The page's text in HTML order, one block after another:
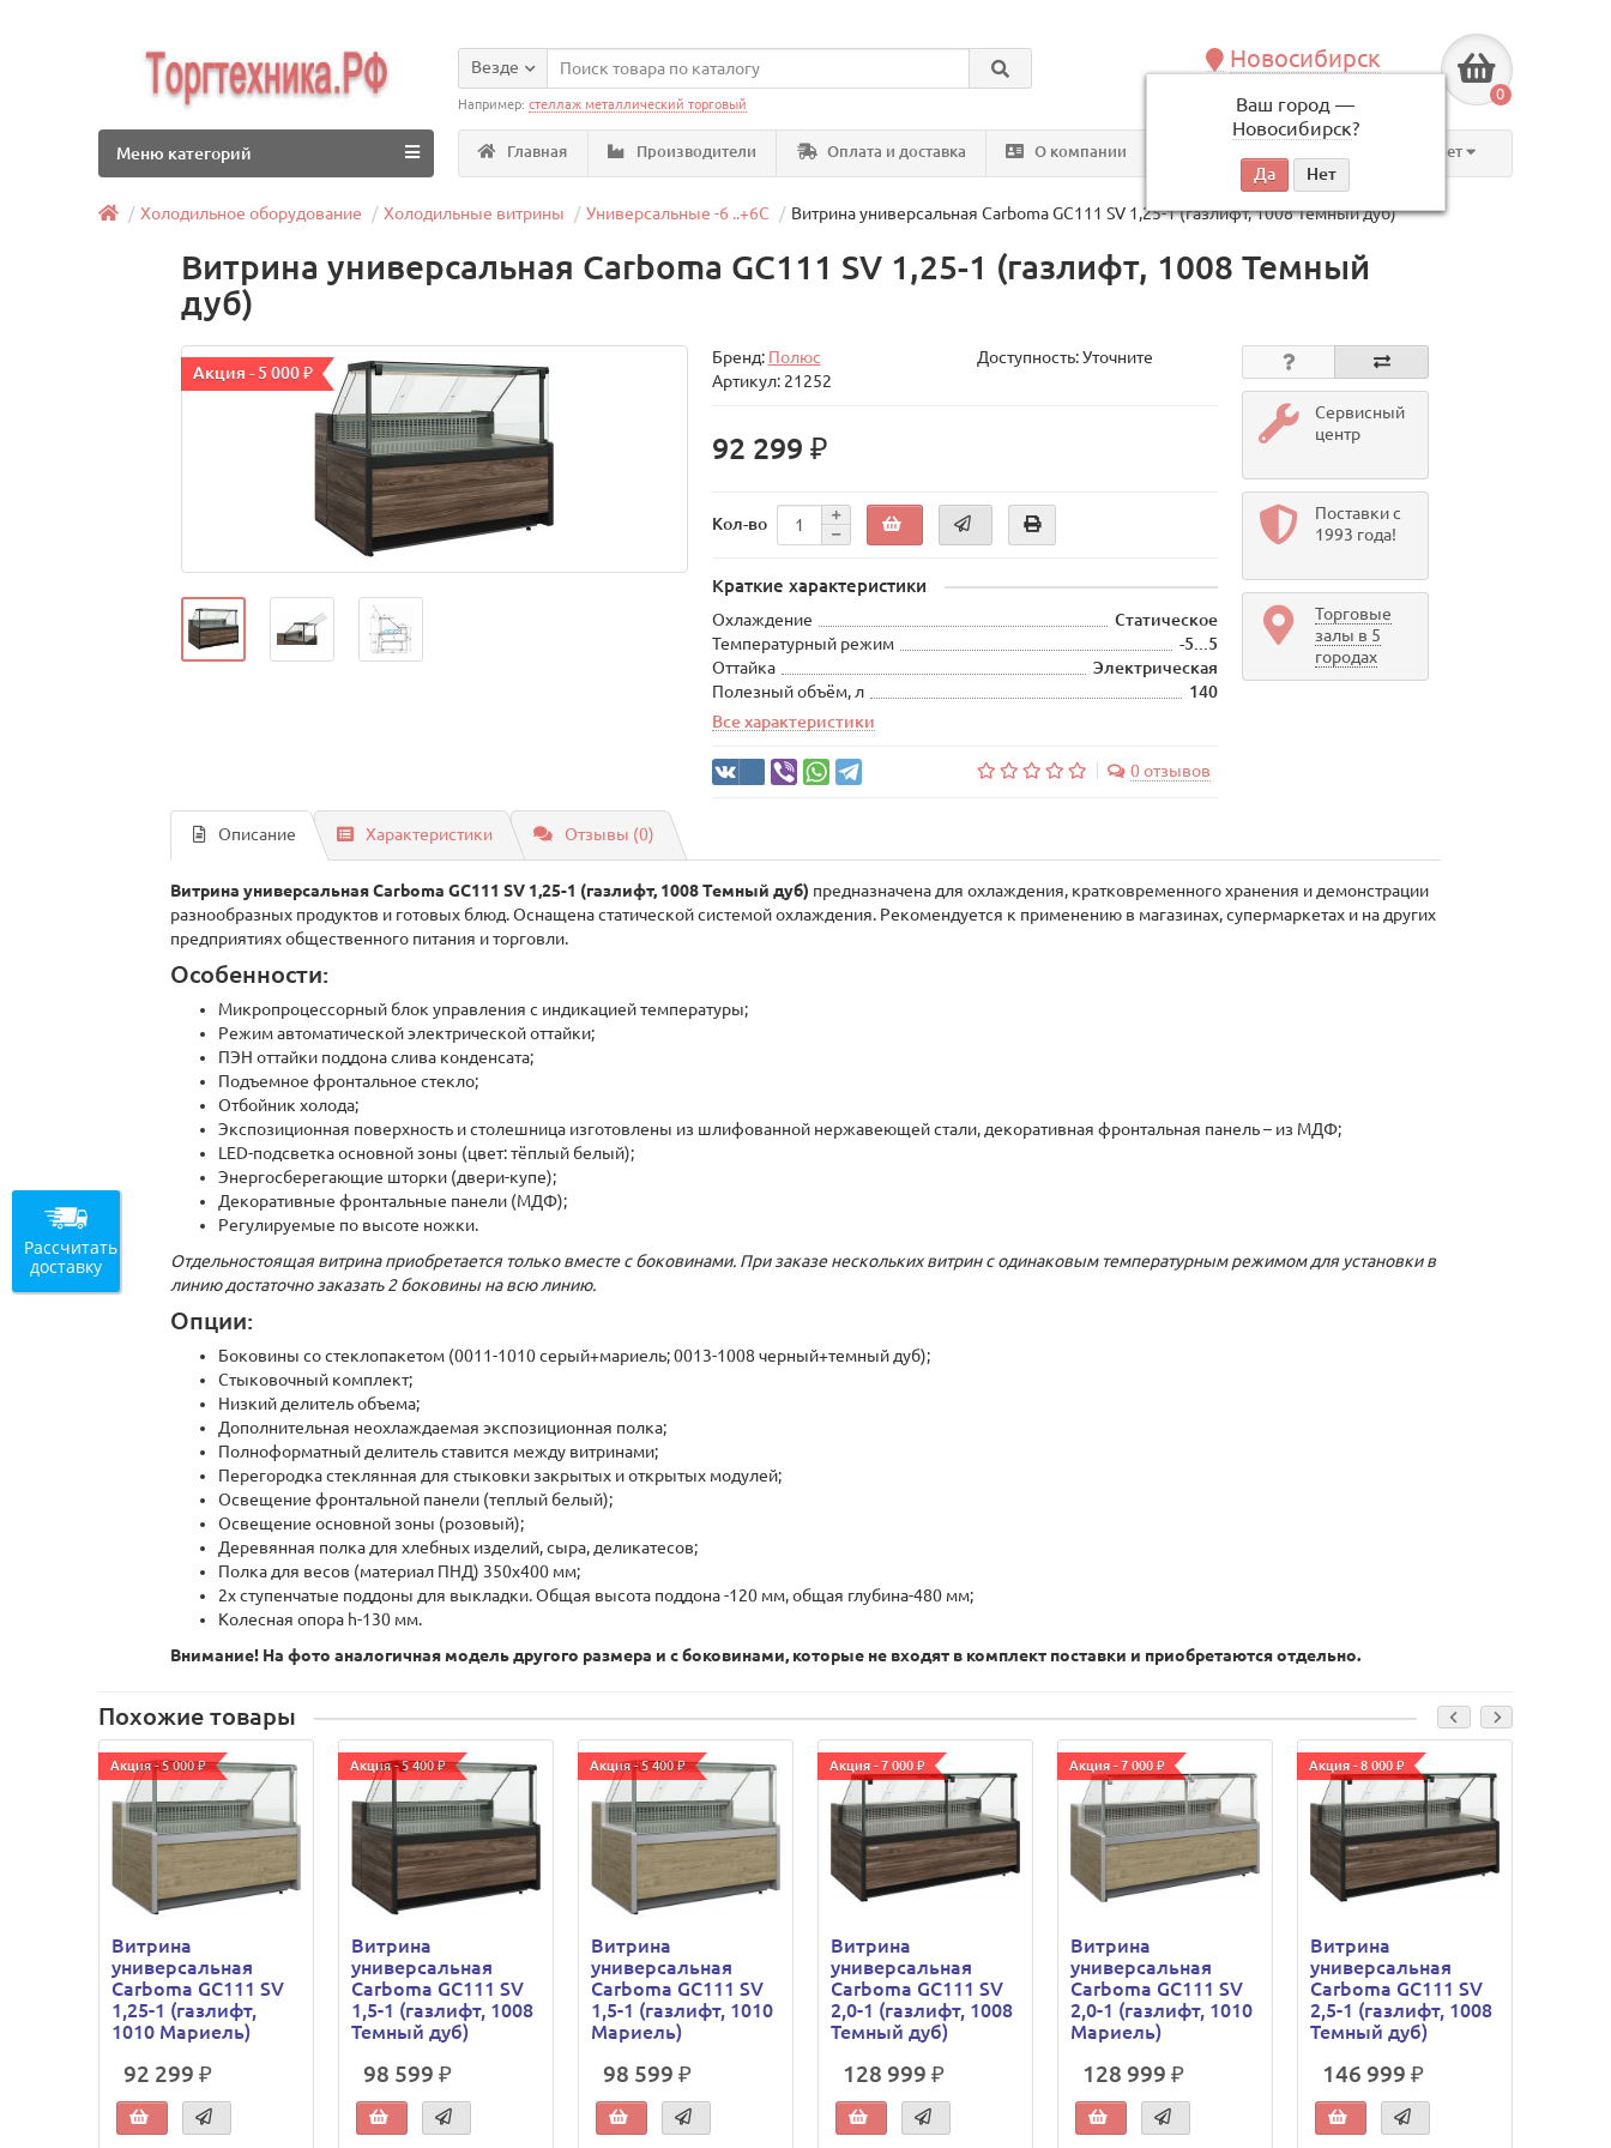
Новосибирск
Ваш город —
Новосибирск?
по будням, с 09:00 до 18:00
0
Везде
Например:стеллаж металлический торговый
Главная Производители Оплата и доставка О компании Личный кабинет
Меню категорий
Холодильное оборудование Холодильные витрины Универсальные -6 ..+6C Витрина универсальная Carboma GC111 SV 1,25-1 (газлифт, 1008 Темный дуб)
Витрина универсальная Carboma GC111 SV 1,25-1 (газлифт, 1008 Темный
дуб)
Акция - 5 000 ₽
Бренд: Полюс
Доступность: Уточните
Артикул: 21252
92 299 ₽
Кол-во
Краткие характеристики
Охлаждение
Статическое
Температурный режим
-5...5
Оттайка
Электрическая
Полезный объём, л
140
Все характеристики
0 отзывов
Сервисный
центр
Поставки с
1993 года!
Торговые
залы в 5
городах
Описание Характеристики Отзывы (0)
Витрина универсальная Carboma GC111 SV 1,25-1 (газлифт, 1008 Темный дуб) предназначена для охлаждения, кратковременного хранения и демонстрации
разнообразных продуктов и готовых блюд. Оснащена статической системой охлаждения. Рекомендуется к применению в магазинах, супермаркетах и на других
предприятиях общественного питания и торговли.
Особенности:
Микропроцессорный блок управления с индикацией температуры;
Режим автоматической электрической оттайки;
ПЭН оттайки поддона слива конденсата;
Подъемное фронтальное стекло;
Отбойник холода;
Экспозиционная поверхность и столешница изготовлены из шлифованной нержавеющей стали, декоративная фронтальная панель – из МДФ;
LED-подсветка основной зоны (цвет: тёплый белый);
Энергосберегающие шторки (двери-купе);
Декоративные фронтальные панели (МДФ);
Регулируемые по высоте ножки.
Отдельностоящая витрина приобретается только вместе с боковинами. При заказе нескольких витрин с одинаковым температурным режимом для установки в
линию достаточно заказать 2 боковины на всю линию.
Опции:
Боковины со стеклопакетом (0011-1010 серый+мариель; 0013-1008 черный+темный дуб);
Стыковочный комплект;
Низкий делитель объема;
Дополнительная неохлаждаемая экспозиционная полка;
Полноформатный делитель ставится между витринами;
Перегородка стеклянная для стыковки закрытых и открытых модулей;
Освещение фронтальной панели (теплый белый);
Освещение основной зоны (розовый);
Деревянная полка для хлебных изделий, сыра, деликатесов;
Полка для весов (материал ПНД) 350х400 мм;
2х ступенчатые поддоны для выкладки. Общая высота поддона -120 мм, общая глубина-480 мм;
Колесная опора h-130 мм.
Внимание! На фото аналогичная модель другого размера и с боковинами, которые не входят в комплект поставки и приобретаются отдельно.
Похожие товары
Акция - 5 000 ₽
Витрина
универсальная
Carboma GC111 SV
1,25-1 (газлифт,
1010 Мариель)
92 299 ₽
Акция - 5 400 ₽
Витрина
универсальная
Carboma GC111 SV
1,5-1 (газлифт, 1008
Темный дуб)
98 599 ₽
Акция - 5 400 ₽
Витрина
универсальная
Carboma GC111 SV
1,5-1 (газлифт, 1010
Мариель)
98 599 ₽
Акция - 7 000 ₽
Витрина
универсальная
Carboma GC111 SV
2,0-1 (газлифт, 1008
Темный дуб)
128 999 ₽
Акция - 7 000 ₽
Витрина
универсальная
Carboma GC111 SV
2,0-1 (газлифт, 1010
Мариель)
128 999 ₽
Акция - 8 000 ₽
Витрина
универсальная
Carboma GC111 SV
2,5-1 (газлифт, 1008
Темный дуб)
146 999 ₽
Рассчитать
доставку